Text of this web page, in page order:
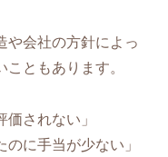
や会社の方針によっ
ともあります。
価されない」
のに手当が少ない」